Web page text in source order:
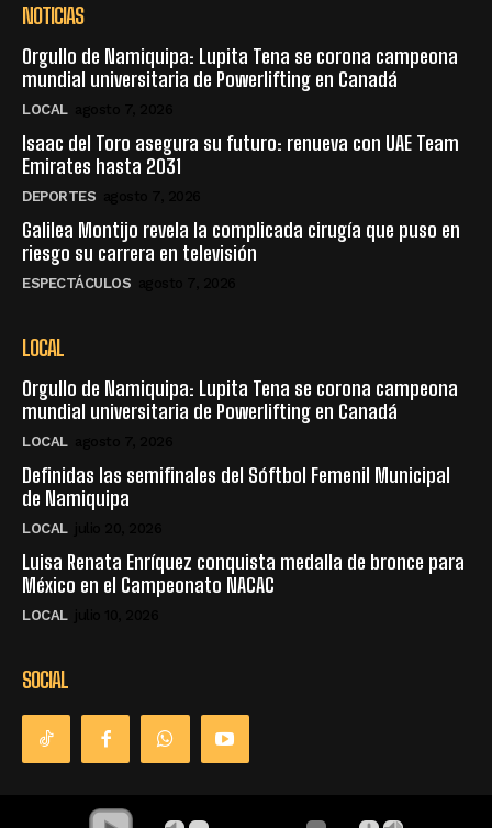
NOTICIAS
Orgullo de Namiquipa: Lupita Tena se corona campeona
mundial universitaria de Powerlifting en Canadá
LOCAL
Isaac del Toro asegura su futuro: renueva con UAE Team
Emirates hasta 2031
DEPORTES
Galilea Montijo revela la complicada cirugía que puso en
riesgo su carrera en televisión
ESPECTÁCULOS
LOCAL
Orgullo de Namiquipa: Lupita Tena se corona campeona
mundial universitaria de Powerlifting en Canadá
LOCAL
Definidas las semifinales del Sóftbol Femenil Municipal
de Namiquipa
LOCAL
Luisa Renata Enríquez conquista medalla de bronce para
México en el Campeonato NACAC
LOCAL
SOCIAL